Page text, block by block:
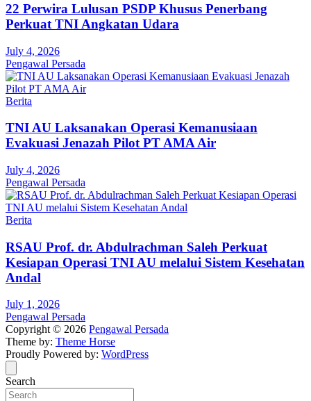
22 Perwira Lulusan PSDP Khusus Penerbang
Perkuat TNI Angkatan Udara
July 4, 2026
Pengawal Persada
Berita
TNI AU Laksanakan Operasi Kemanusiaan
Evakuasi Jenazah Pilot PT AMA Air
July 4, 2026
Pengawal Persada
Berita
RSAU Prof. dr. Abdulrachman Saleh Perkuat
Kesiapan Operasi TNI AU melalui Sistem Kesehatan
Andal
July 1, 2026
Pengawal Persada
Copyright © 2026 Pengawal Persada
Theme by: Theme Horse
Proudly Powered by: WordPress
Search